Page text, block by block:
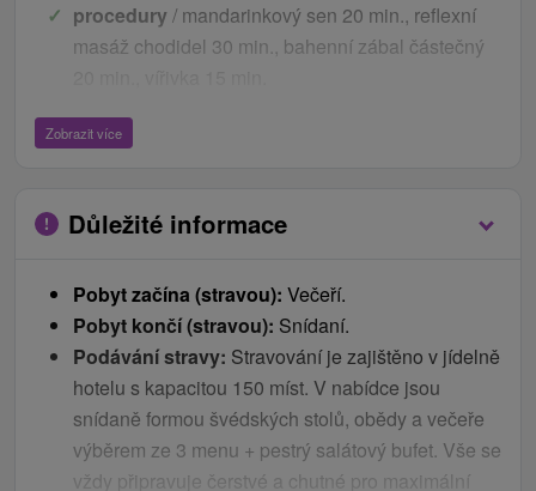
procedury / mandarinkový sen 20 min., reflexní
masáž chodidel 30 min., bahenní zábal částečný
Ceník - Bonusy
neomezený vstup do sedacího bazénu s teplotou
možnost bezplatného parkování
děti
Děti do 2,99 let bez nároku na lůžko a služby
zdarma.
Deti nemají v ceně pobytu procedury.
Zobrazit více
Důležité informace
Pobyt začína (stravou): Večeří.
Pobyt končí (stravou): Snídaní.
Podávání stravy: Stravování je zajištěno v jídelně
hotelu s kapacitou 150 míst. V nabídce jsou
snídaně formou švédských stolů, obědy a večeře
výběrem ze 3 menu + pestrý salátový bufet. Vše se
vždy připravuje čerstvé a chutné pro maximální